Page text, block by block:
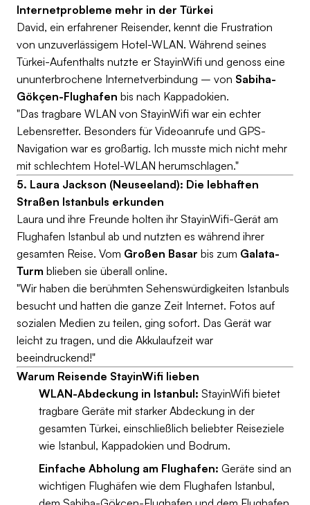
Internetprobleme mehr in der Türkei
David, ein erfahrener Reisender, kennt die Frustration
von unzuverlässigem Hotel-WLAN. Während seines
Türkei-Aufenthalts nutzte er StayinWifi und genoss eine
ununterbrochene Internetverbindung – von Sabiha-
Gökçen-Flughafen bis nach Kappadokien.
"Das tragbare WLAN von StayinWifi war ein echter
Lebensretter. Besonders für Videoanrufe und GPS-
Navigation war es großartig. Ich musste mich nicht mehr
mit schlechtem Hotel-WLAN herumschlagen."
5. Laura Jackson (Neuseeland): Die lebhaften
Straßen Istanbuls erkunden
Laura und ihre Freunde holten ihr StayinWifi-Gerät am
Flughafen Istanbul ab und nutzten es während ihrer
gesamten Reise. Vom Großen Basar bis zum Galata-
Turm blieben sie überall online.
"Wir haben die berühmten Sehenswürdigkeiten Istanbuls
besucht und hatten die ganze Zeit Internet. Fotos auf
sozialen Medien zu teilen, ging sofort. Das Gerät war
leicht zu tragen, und die Akkulaufzeit war
beeindruckend!"
Warum Reisende StayinWifi lieben
WLAN-Abdeckung in Istanbul: StayinWifi bietet
tragbare Geräte mit starker Abdeckung in der
gesamten Türkei, einschließlich beliebter Reiseziele
wie Istanbul, Kappadokien und Bodrum.
Einfache Abholung am Flughafen: Geräte sind an
wichtigen Flughäfen wie dem Flughafen Istanbul,